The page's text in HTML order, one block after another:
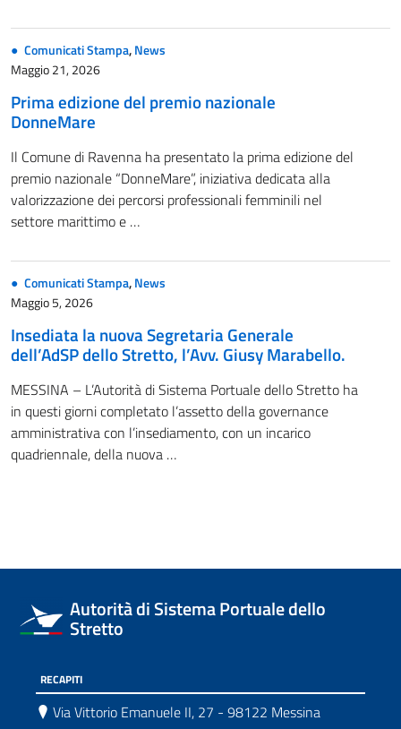
Comunicati Stampa,News
Maggio 21, 2026
Prima edizione del premio nazionale
DonneMare
Il Comune di Ravenna ha presentato la prima edizione del
premio nazionale “DonneMare”, iniziativa dedicata alla
valorizzazione dei percorsi professionali femminili nel
settore marittimo e …
Comunicati Stampa,News
Maggio 5, 2026
Insediata la nuova Segretaria Generale
dell’AdSP dello Stretto, l’Avv. Giusy Marabello.
MESSINA – L’Autorità di Sistema Portuale dello Stretto ha
in questi giorni completato l’assetto della governance
amministrativa con l’insediamento, con un incarico
quadriennale, della nuova …
Autorità di Sistema Portuale dello
Stretto
RECAPITI
Via Vittorio Emanuele II, 27 - 98122 Messina